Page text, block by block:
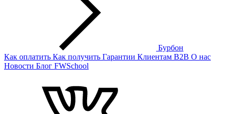
Бурбон
Как оплатить Как получить Гарантии Клиентам B2B О нас
Новости Блог FWSchool